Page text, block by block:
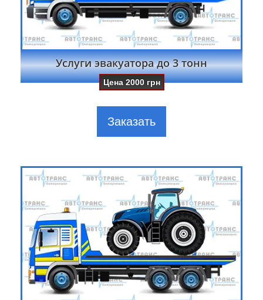
Услуги эвакуатора до 3 тонн
Цена2000 грн
Заказать